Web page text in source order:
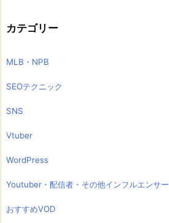
カテゴリー
MLB・NPB
SEOテクニック
SNS
Vtuber
WordPress
Youtuber・配信者・その他インフルエンサー
おすすめVOD